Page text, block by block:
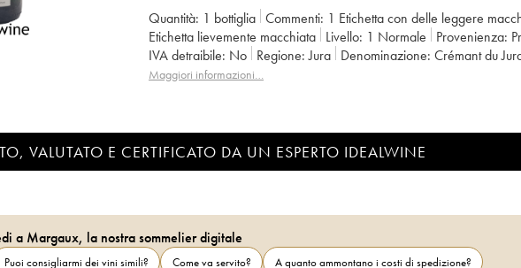
Quantità: 1 bottiglia Commenti: 1 Etichetta con delle leggere
Etichetta lievemente macchiata Livello: 1 Normale Provenienza:
IVA detraibile:
no Regione: Jura Denominazione:
Crémant du
Proprietario: Romain - Julien - Charline Labet
Maggiori informazioni…
VALUTATO E CERTIFICATO DA UN ESPERTO IDEALWINE
a Margaux, la nostra sommelier digitale
Puoi consigliarmi dei vini simili? Come va servito?
A quanto ammontano i costi di spedizione?